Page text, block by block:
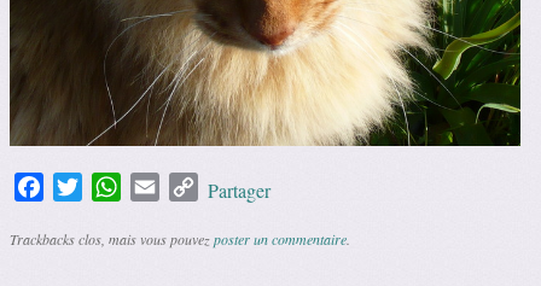
FacebookTwitterWhatsApp
Email Copy
Partager
Trackbacks clos, mais vous pouvezposter un commentaire